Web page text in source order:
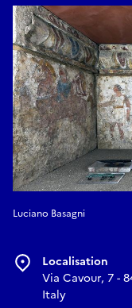
Luciano Basagni
Localisation
Via Cavour, 7 -
Italy